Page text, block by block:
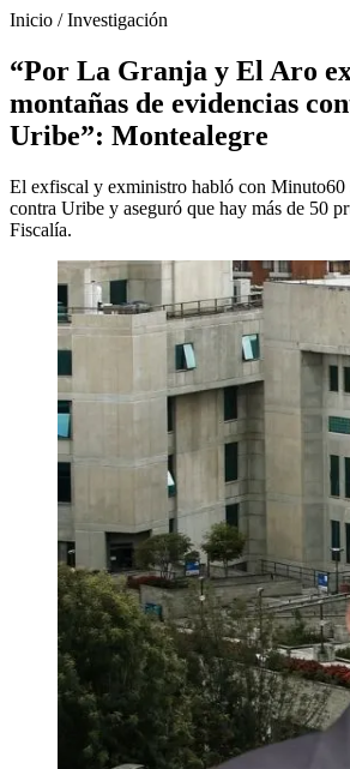
Inicio /Investigación
“Por La Granja y El Aro
montañas de evidencias
Uribe”: Montealegre
El exfiscal y exministro habló con Minuto60
contra Uribe y aseguró que hay más de 50
Fiscalía.